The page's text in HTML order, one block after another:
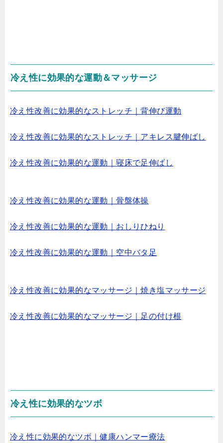
冷え性に効果的な運動＆マッサージ
冷え性改善に効果的なストレッチ｜背伸び運動
冷え性改善に効果的なストレッチ｜アキレス腱伸ばし
冷え性改善に効果的な運動｜寝床で足伸ばし
冷え性改善に効果的な運動｜骨盤体操
冷え性改善に効果的な運動｜おしりひねり
冷え性改善に効果的な運動｜空中バタ足
冷え性改善に効果的なマッサージ｜焼き塩マッサージ
冷え性改善に効果的なマッサージ｜足の付け根
冷え性に効果的なツボ
冷え性に効果的なツボ｜健康ハンマー療法